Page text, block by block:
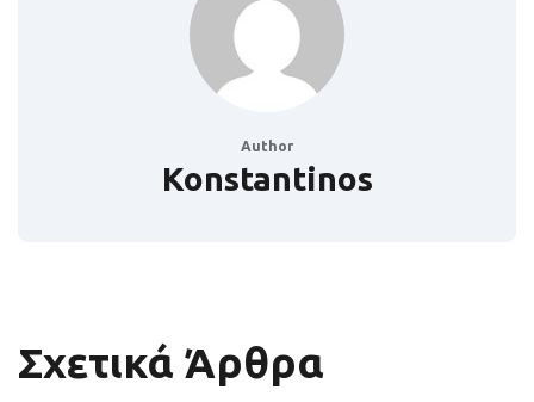
Author
Konstantinos
Σχετικά Άρθρα